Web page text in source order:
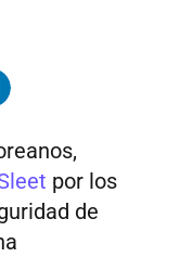
por los
de